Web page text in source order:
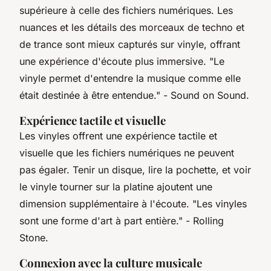
supérieure à celle des fichiers numériques. Les
nuances et les détails des morceaux de techno et
de trance sont mieux capturés sur vinyle, offrant
une expérience d'écoute plus immersive. "Le
vinyle permet d'entendre la musique comme elle
était destinée à être entendue." - Sound on Sound.
Expérience tactile et visuelle
Les vinyles offrent une expérience tactile et
visuelle que les fichiers numériques ne peuvent
pas égaler. Tenir un disque, lire la pochette, et voir
le vinyle tourner sur la platine ajoutent une
dimension supplémentaire à l'écoute. "Les vinyles
sont une forme d'art à part entière." - Rolling
Stone.
Connexion avec la culture musicale